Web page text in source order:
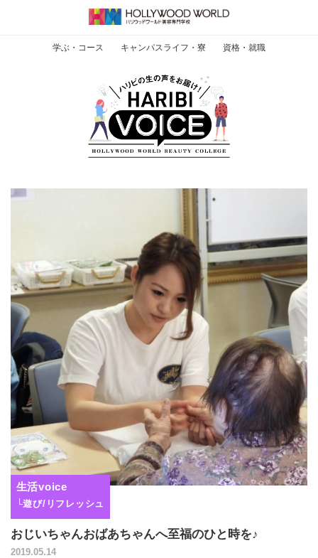
学ぶ・コース キャンパスライフ・寮 資格・就職
生活voice
└遊び/リフレッシュ
おじいちゃんおばあちゃんへ至福のひと時を♪
2019.05.14